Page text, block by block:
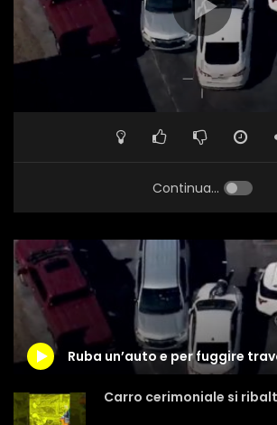
Continua...
Carro cerimoniale si